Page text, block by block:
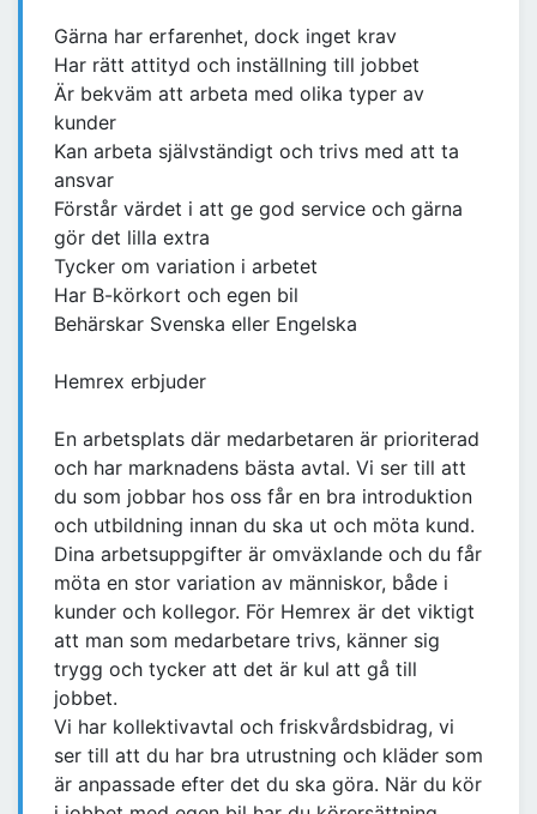
Gärna har erfarenhet, dock inget krav
Har rätt attityd och inställning till jobbet
Är bekväm att arbeta med olika typer av
kunder
Kan arbeta självständigt och trivs med att ta
ansvar
Förstår värdet i att ge god service och gärna
gör det lilla extra
Tycker om variation i arbetet
Har B-körkort och egen bil
Behärskar Svenska eller Engelska
Hemrex erbjuder
En arbetsplats där medarbetaren är prioriterad
och har marknadens bästa avtal. Vi ser till att
du som jobbar hos oss får en bra introduktion
och utbildning innan du ska ut och möta kund.
Dina arbetsuppgifter är omväxlande och du får
möta en stor variation av människor, både i
kunder och kollegor. För Hemrex är det viktigt
att man som medarbetare trivs, känner sig
trygg och tycker att det är kul att gå till
jobbet.
Vi har kollektivavtal och friskvårdsbidrag, vi
ser till att du har bra utrustning och kläder som
är anpassade efter det du ska göra. När du kör